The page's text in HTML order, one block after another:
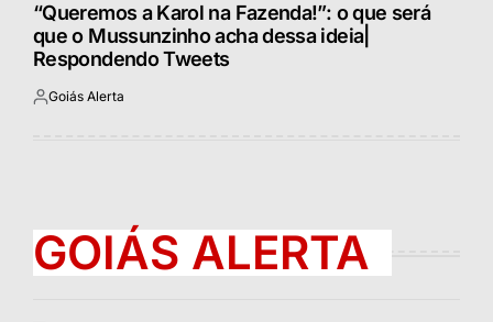
“Queremos a Karol na Fazenda!”: o que será
que o Mussunzinho acha dessa ideia|
Respondendo Tweets
Postado
Goiás Alerta
GOIÁS ALERTA